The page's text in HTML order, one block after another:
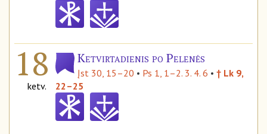
18
ketv.
Ketvirtadienis po Pelenės
Įst 30, 15–20 • Ps 1, 1–2. 3. 4. 6 • † Lk 9,
22–25